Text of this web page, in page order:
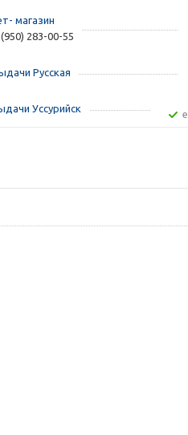
магазин
283-00-55
Русская
Уссурийск